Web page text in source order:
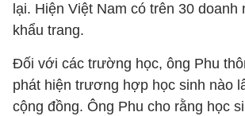
lại. Hiện Việt Nam có trên 30 doanh
khẩu trang.
Đối với các trường học, ông Phu
phát hiện trương hợp học sinh nào
cộng đồng. Ông Phu cho rằng học